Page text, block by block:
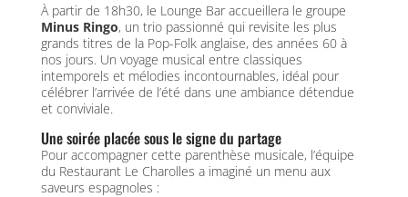
À partir de 18h30, le Lounge Bar accueillera le groupe
Minus Ringo, un trio passionné qui revisite les plus
grands titres de la Pop-Folk anglaise, des années 60 à
nos jours. Un voyage musical entre classiques
intemporels et mélodies incontournables, idéal pour
célébrer l’arrivée de l’été dans une ambiance détendue
et conviviale.
Une soirée placée sous le signe du partage
Pour accompagner cette parenthèse musicale, l’équipe
du Restaurant Le Charolles a imaginé un menu aux
saveurs espagnoles :